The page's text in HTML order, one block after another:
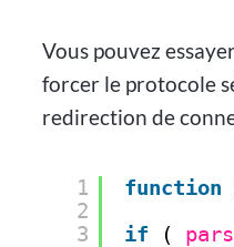
Vous pouvez
forcer le protocole
redirection de
1
2
3
function
if
(